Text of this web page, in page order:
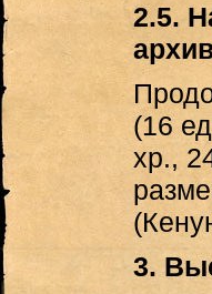
2.5.
(16
хр.,
3.